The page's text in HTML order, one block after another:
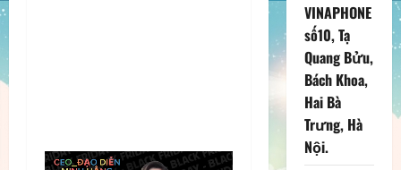
VINAPHONE
số10, Tạ
Quang Bửu,
Bách Khoa,
Hai Bà
Trưng, Hà
Nội.